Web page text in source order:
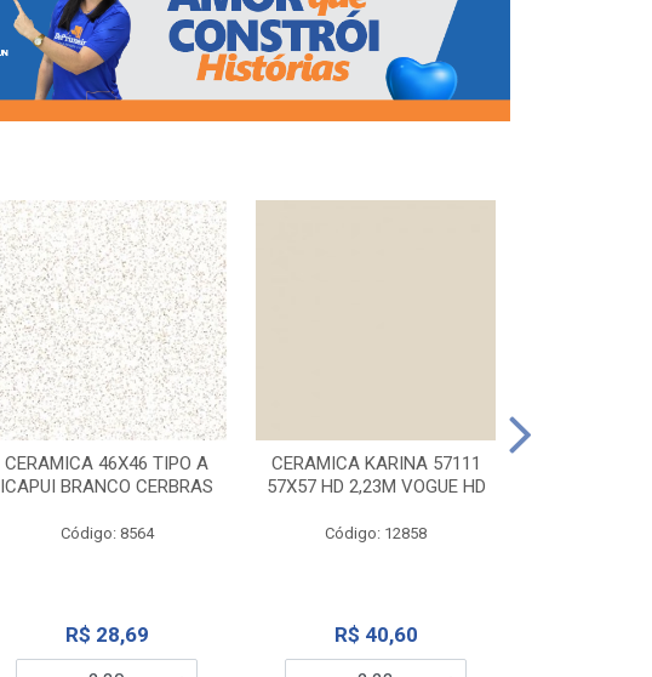
CERAMICA 46X46 TIPO A
ICAPUI BRANCO CERBRAS
Código: 8564
R$ 28,69
CERAMICA KARINA 57111
57X57 HD 2,23M VOGUE HD
Código: 12858
R$ 40,60